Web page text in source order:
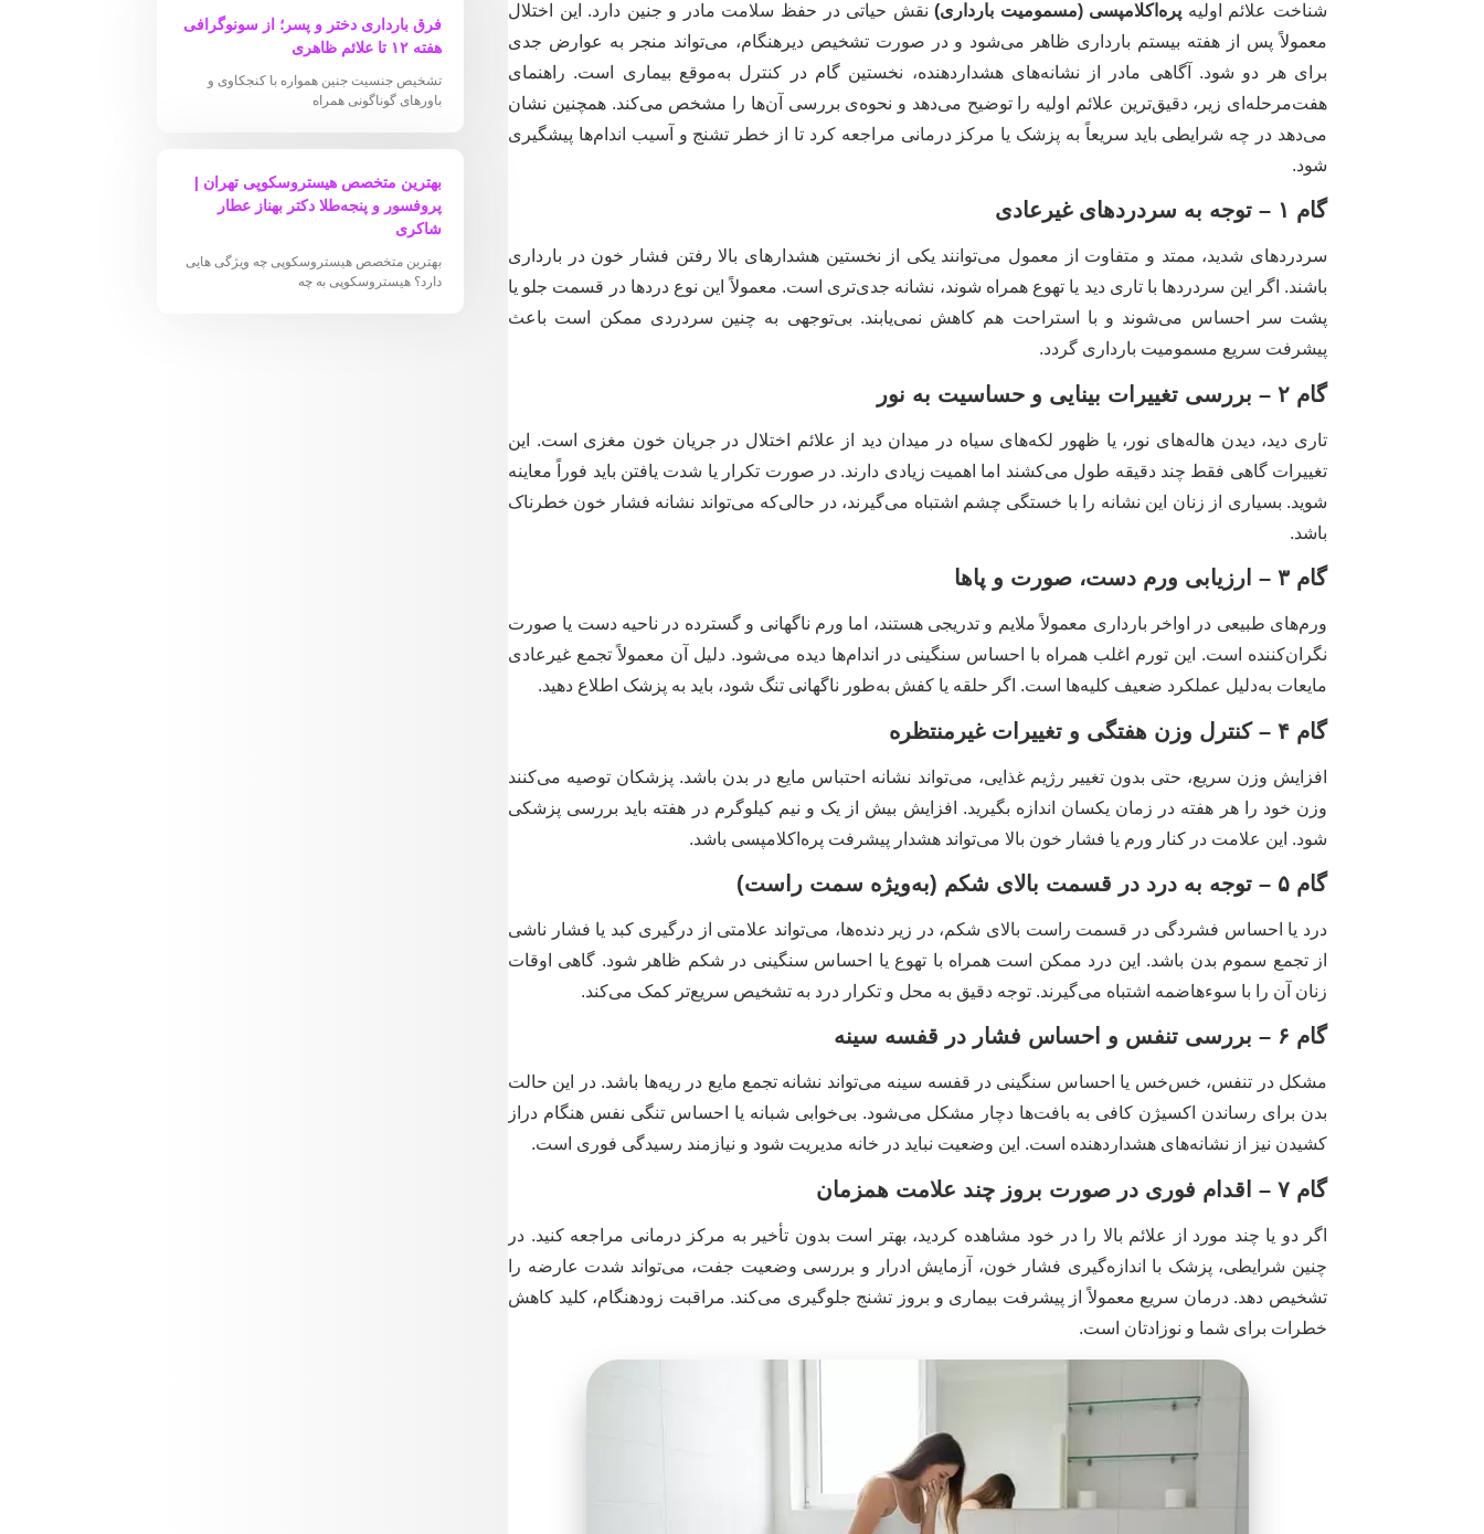
شناخت علائم اولیه پره‌اکلامپسی (مسمومیت بارداری)نقش حیاتی در حفظ سلامت مادر و جنین دارد. این اختلال
معمولاً پس از هفته بیستم بارداری ظاهر می‌شود و در صورت تشخیص دیرهنگام، می‌تواند منجر به عوارض جدی
برای هر دو شود. آگاهی مادر از نشانه‌های هشداردهنده، نخستین گام در کنترل به‌موقع بیماری است. راهنمای
هفت‌مرحله‌ای زیر، دقیق‌ترین علائم اولیه را توضیح می‌دهد و نحوه‌ی بررسی آن‌ها را مشخص می‌کند. همچنین نشان
می‌دهد در چه شرایطی باید سریعاً به پزشک یا مرکز درمانی مراجعه کرد تا از خطر تشنج و آسیب اندام‌ها پیشگیری
شود.
گام ۱ – توجه به سردردهای غیرعادی
سردردهای شدید، ممتد و متفاوت از معمول می‌توانند یکی از نخستین هشدارهای بالا رفتن فشار خون در بارداری
باشند. اگر این سردردها با تاری دید یا تهوع همراه شوند، نشانه جدی‌تری است. معمولاً این نوع دردها در قسمت جلو یا
پشت سر احساس می‌شوند و با استراحت هم کاهش نمی‌یابند. بی‌توجهی به چنین سردردی ممکن است باعث
پیشرفت سریع مسمومیت بارداری گردد.
گام ۲ – بررسی تغییرات بینایی و حساسیت به نور
تاری دید، دیدن هاله‌های نور، یا ظهور لکه‌های سیاه در میدان دید از علائم اختلال در جریان خون مغزی است. این
تغییرات گاهی فقط چند دقیقه طول می‌کشند اما اهمیت زیادی دارند. در صورت تکرار یا شدت یافتن باید فوراً معاینه
شوید. بسیاری از زنان این نشانه را با خستگی چشم اشتباه می‌گیرند، در حالی‌که می‌تواند نشانه فشار خون خطرناک
باشد.
گام ۳ – ارزیابی ورم دست، صورت و پاها
ورم‌های طبیعی در اواخر بارداری معمولاً ملایم و تدریجی هستند، اما ورم ناگهانی و گسترده در ناحیه دست یا صورت
نگران‌کننده است. این تورم اغلب همراه با احساس سنگینی در اندام‌ها دیده می‌شود. دلیل آن معمولاً تجمع غیرعادی
مایعات به‌دلیل عملکرد ضعیف کلیه‌ها است. اگر حلقه یا کفش به‌طور ناگهانی تنگ شود، باید به پزشک اطلاع دهید.
گام ۴ – کنترل وزن هفتگی و تغییرات غیرمنتظره
افزایش وزن سریع، حتی بدون تغییر رژیم غذایی، می‌تواند نشانه احتباس مایع در بدن باشد. پزشکان توصیه می‌کنند
وزن خود را هر هفته در زمان یکسان اندازه بگیرید. افزایش بیش از یک و نیم کیلوگرم در هفته باید بررسی پزشکی
شود. این علامت در کنار ورم یا فشار خون بالا می‌تواند هشدار پیشرفت پره‌اکلامپسی باشد.
گام ۵ – توجه به درد در قسمت بالای شکم (به‌ویژه سمت راست)
درد یا احساس فشردگی در قسمت راست بالای شکم، در زیر دنده‌ها، می‌تواند علامتی از درگیری کبد یا فشار ناشی
از تجمع سموم بدن باشد. این درد ممکن است همراه با تهوع یا احساس سنگینی در شکم ظاهر شود. گاهی اوقات
زنان آن را با سوء‌هاضمه اشتباه می‌گیرند. توجه دقیق به محل و تکرار درد به تشخیص سریع‌تر کمک می‌کند.
گام ۶ – بررسی تنفس و احساس فشار در قفسه سینه
مشکل در تنفس، خس‌خس یا احساس سنگینی در قفسه سینه می‌تواند نشانه تجمع مایع در ریه‌ها باشد. در این حالت
بدن برای رساندن اکسیژن کافی به بافت‌ها دچار مشکل می‌شود. بی‌خوابی شبانه یا احساس تنگی نفس هنگام دراز
کشیدن نیز از نشانه‌های هشداردهنده است. این وضعیت نباید در خانه مدیریت شود و نیازمند رسیدگی فوری است.
گام ۷ – اقدام فوری در صورت بروز چند علامت همزمان
اگر دو یا چند مورد از علائم بالا را در خود مشاهده کردید، بهتر است بدون تأخیر به مرکز درمانی مراجعه کنید. در
چنین شرایطی، پزشک با اندازه‌گیری فشار خون، آزمایش ادرار و بررسی وضعیت جفت، می‌تواند شدت عارضه را
تشخیص دهد. درمان سریع معمولاً از پیشرفت بیماری و بروز تشنج جلوگیری می‌کند. مراقبت زودهنگام، کلید کاهش
خطرات برای شما و نوزادتان است.
فرق بارداری دختر و پسر؛ از سونوگرافی
هفته ۱۲ تا علائم ظاهری
تشخیص جنسیت جنین همواره با کنجکاوی و
باورهای گوناگونی همراه
بهترین متخصص هیستروسکوپی تهران |
پروفسور و پنجه‌طلا دکتر بهناز عطار
شاکری
بهترین متخصص هیستروسکوپی چه ویژگی هایی
دارد؟ هیستروسکوپی به چه